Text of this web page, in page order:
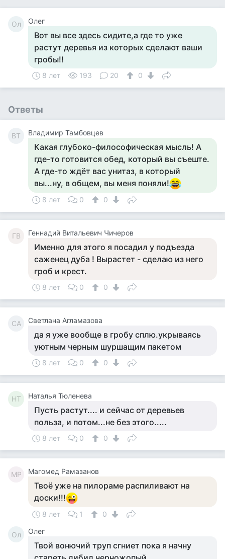
Ол Олег
Вот вы все здесь сидите,а где то уже
растут деревья из которых сделают ваши
гробы!!
8 лет 193 20 0
Ответы
ВТ Владимир Тамбовцев
Какая глубоко-философическая мысль! А
где-то готовится обед, который вы съеште.
А где-то ждёт вас унитаз, в который
вы...ну, в общем, вы меня поняли!
8 лет 0 0
ГВ Геннадий Витальевич Чичеров
Именно для этого я посадил у подъезда
саженец дуба ! Вырастет - сделаю из него
гроб и крест.
8 лет 0 0
СА Светлана Агламазова
да я уже вообще в гробу сплю.укрываясь
уютным черным шуршащим пакетом
8 лет 0 0
НТ Наталья Тюленева
Пусть растут.... и сейчас от деревьев
польза, и потом...не без этого.....
8 лет 0 0
МР Магомед Рамазанов
Твоё уже на пилораме распиливают на
доски!!!
8 лет 1 0
Ол Олег
Твой вонючий труп сгниет пока я начну